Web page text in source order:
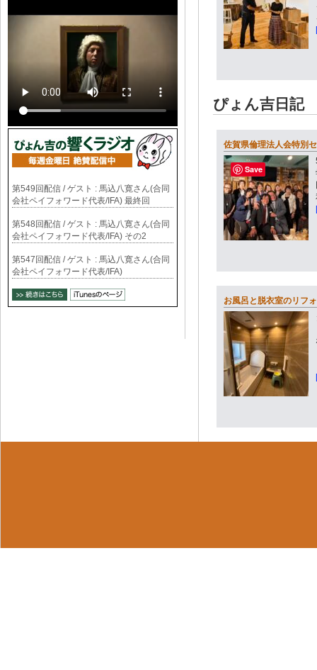
ぴょん吉日記
佐賀県倫理法人会特別
お風呂と脱衣室のリフ
第549回配信 / ゲスト : 馬込八寛さん(合同
会社ペイフォワード代表/IFA) 最終回
第548回配信 / ゲスト : 馬込八寛さん(合同
会社ペイフォワード代表/IFA) その2
第547回配信 / ゲスト : 馬込八寛さん(合同
会社ペイフォワード代表/IFA)
Save